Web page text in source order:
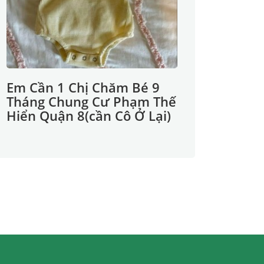
Em Cần 1 Chị Chăm Bé 9
Tháng Chung Cư Phạm Thế
Hiển Quận 8(cần Cô Ở Lại)